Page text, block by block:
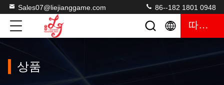
Sales07@liejianggame.com 86--182 1801 0948
따옴표
상품